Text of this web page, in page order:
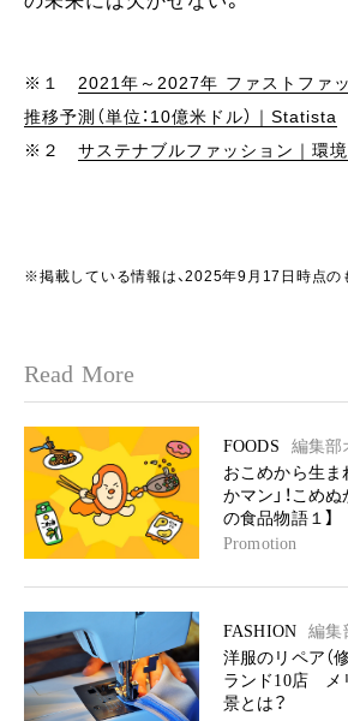
※１ 2021年～2027年 ファストファ
推移予測（単位：10億米ドル）｜Statista
※２ サステナブルファッション｜環
※掲載している情報は、2025年9月17日時点の
Read More
FOODS
編集部
おこめから生ま
かマン」！こめ
の食品物語１】
Promotion
FASHION
編集
洋服のリペア（
ランド10店 メ
景とは？